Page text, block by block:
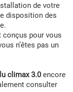
de votre
disposition des
conçus pour vous
n’êtes pas un
climax 3.0encore
consulter